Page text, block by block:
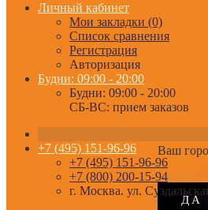
Личный кабинет
Мои закладки (0)
Список сравнения
Регистрация
Авторизация
Будни: 09:00 - 20:00
Будни: 09:00 - 20:00
СБ-ВС: прием заказов
Ваш
+7 (495) 151-96-96
+7 (495) 151-96-96
+7 (800) 200-15-94
г. Москва. ул.